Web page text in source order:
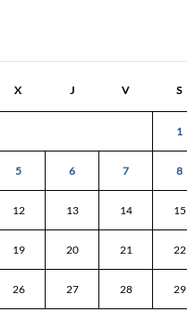
X J V S
1
5 6 7 8
12 13 14 15
19 20 21 22
26 27 28 29